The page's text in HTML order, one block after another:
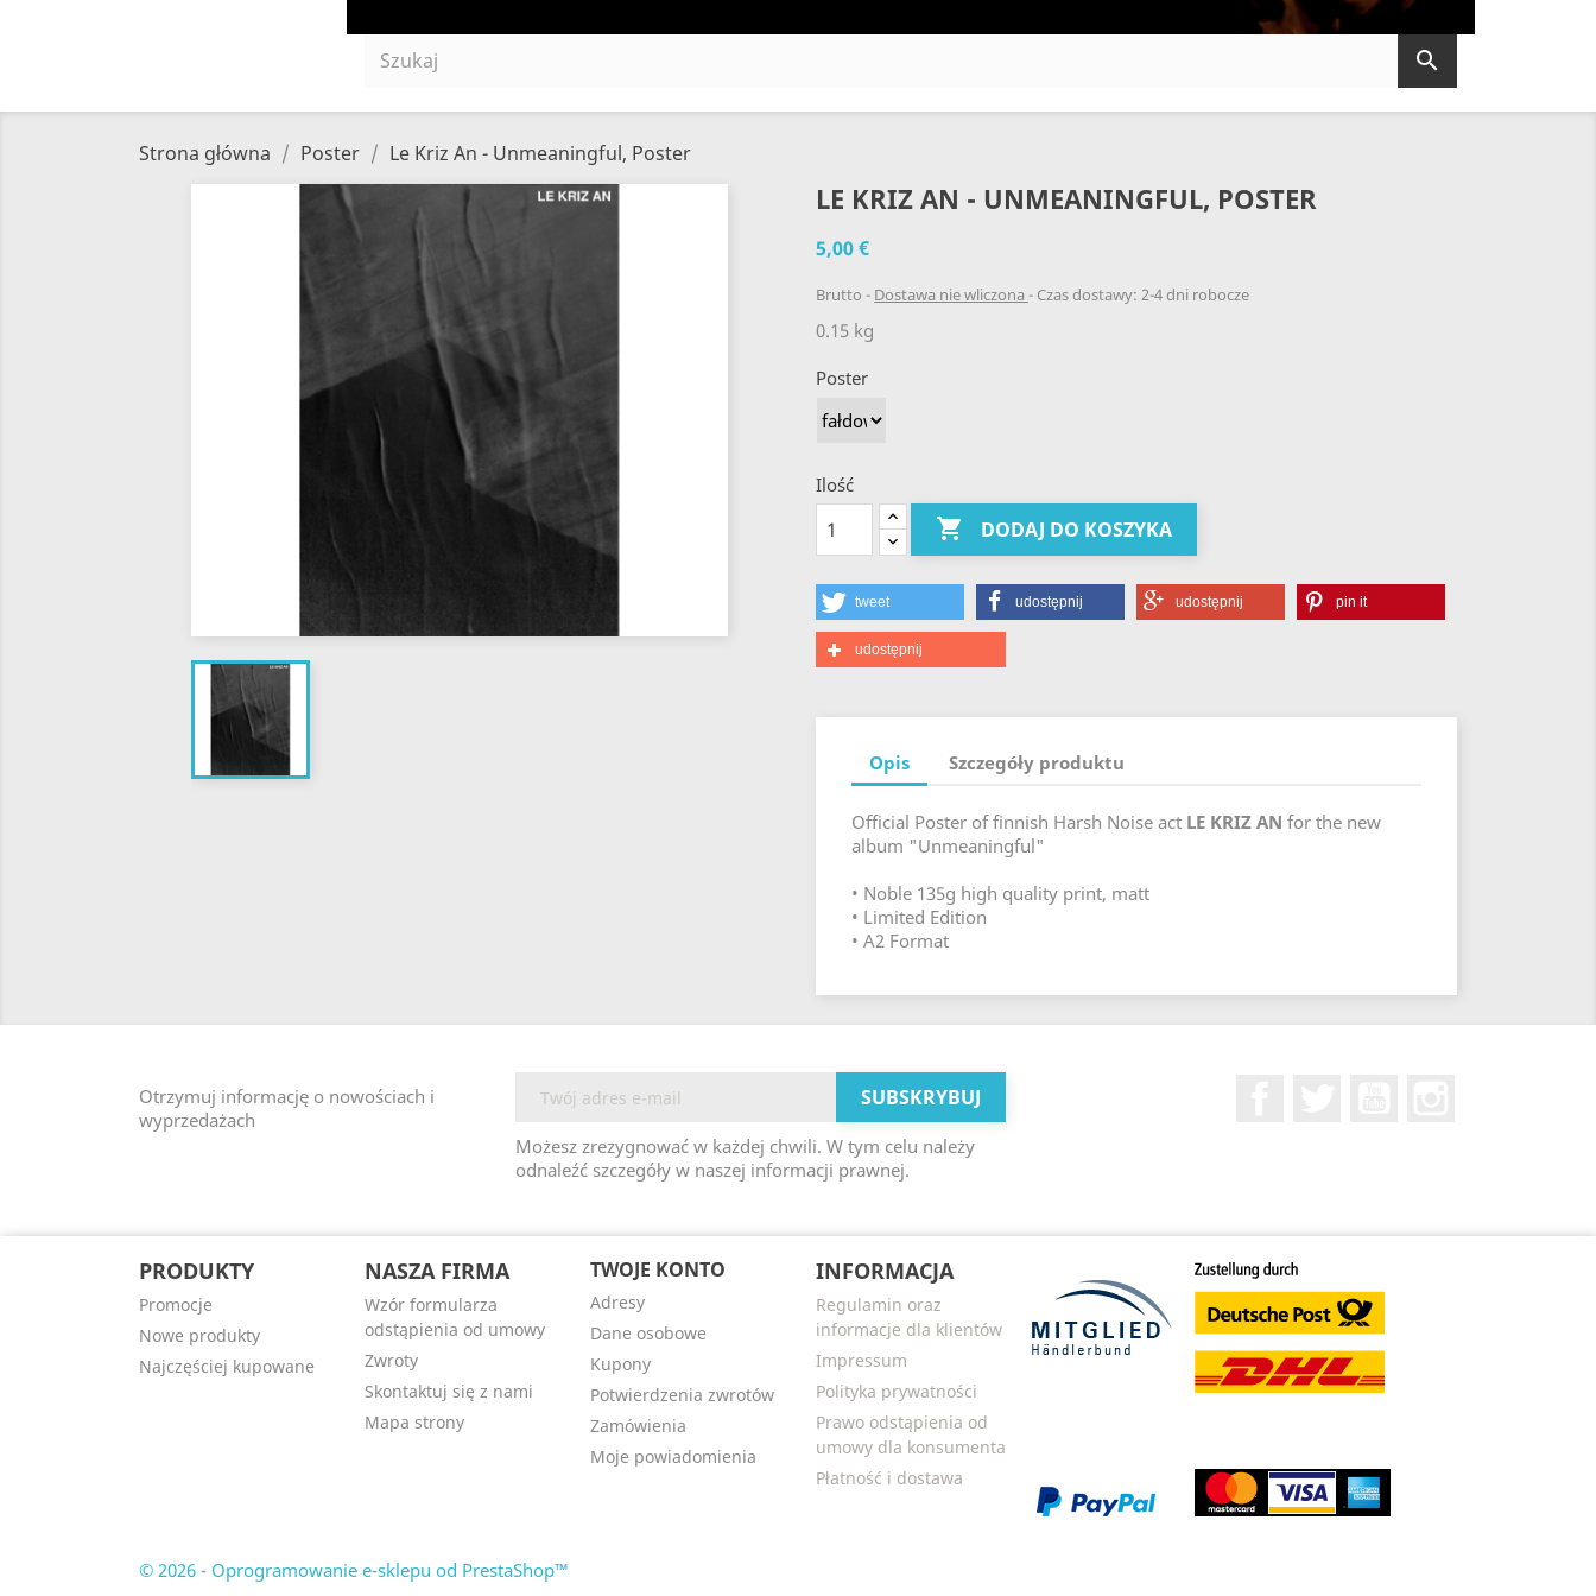

Strona główna Poster Le Kriz An - Unmeaningful, Poster
LE KRIZ AN - UNMEANINGFUL, POSTER
5,00 €
Brutto Dostawa nie wliczona Czas dostawy: 2-4 dni robocze
0.15 kg
Poster
Ilość
 DODAJ DO KOSZYKA
tweet udostępnij udostępnij pin it
udostępnij
Opis Szczegóły produktu
Official Poster of finnish Harsh Noise act LE KRIZ AN for the new
album "Unmeaningful"
• Noble 135g high quality print, matt
• Limited Edition
• A2 Format
Otrzymuj informację o nowościach i
wyprzedażach
Możesz zrezygnować w każdej chwili. W tym celu należy
odnaleźć szczegóły w naszej informacji prawnej.
PRODUKTY
Promocje
Nowe produkty
Najczęściej kupowane
NASZA FIRMA
Wzór formularza
odstąpienia od umowy
Zwroty
Skontaktuj się z nami
Mapa strony
TWOJE KONTO
Adresy
Dane osobowe
Kupony
Potwierdzenia zwrotów
Zamówienia
Moje powiadomienia
INFORMACJA
Regulamin oraz
informacje dla klientów
Impressum
Polityka prywatności
Prawo odstąpienia od
umowy dla konsumenta
Płatność i dostawa
© 2026 - Oprogramowanie e-sklepu od PrestaShop™